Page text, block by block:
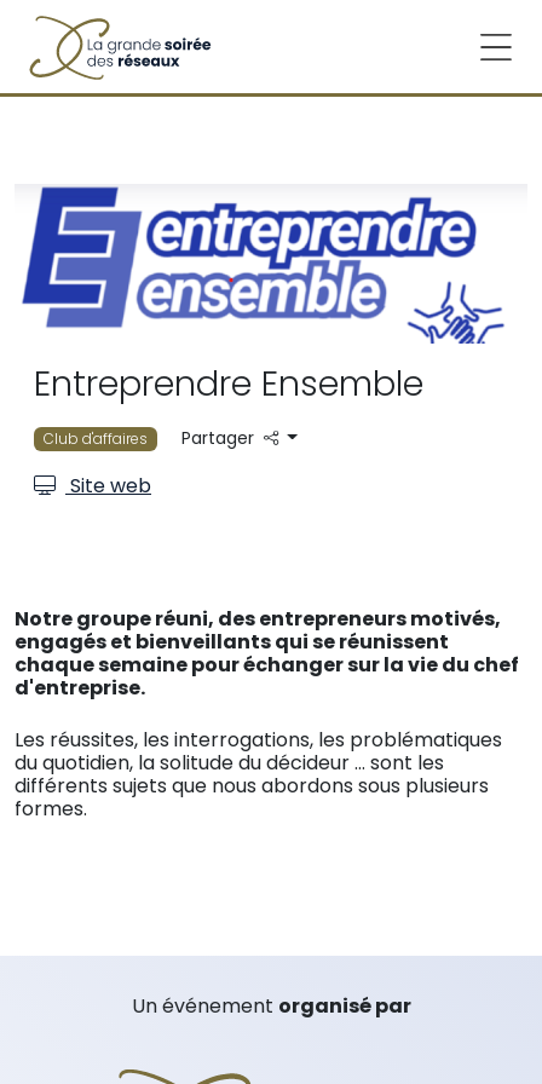
Entreprendre Ensemble
Club d'affaires Partager
Site web
Notre groupe réuni, des entrepreneurs motivés,
engagés et bienveillants qui se réunissent
chaque semaine pour échanger sur la vie du chef
d'entreprise.
Les réussites, les interrogations, les problématiques
du quotidien, la solitude du décideur ... sont les
différents sujets que nous abordons sous plusieurs
formes.
Un événement organisé par